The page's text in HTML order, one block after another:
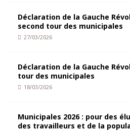
Déclaration de la Gauche
second tour des municipales
27/03/2026
Déclaration de la Gauche
tour des municipales
18/03/2026
Municipales 2026 : pour des
des travailleurs et de la